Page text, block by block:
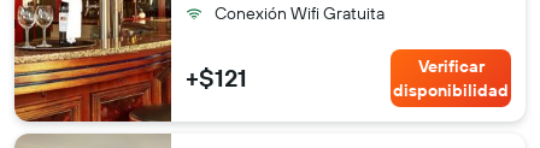
Conexión Wifi Gratuita
+$121
Verificar
disponibilidad